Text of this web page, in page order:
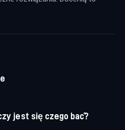
jest się czego bać?